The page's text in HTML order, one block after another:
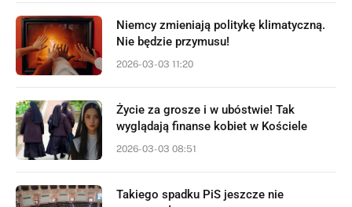
Niemcy zmieniają politykę klimatyczną.
Nie będzie przymusu!
2026-03-03 11:20
Życie za grosze i w ubóstwie! Tak
wyglądają finanse kobiet w Kościele
2026-03-03 08:51
Takiego spadku PiS jeszcze nie